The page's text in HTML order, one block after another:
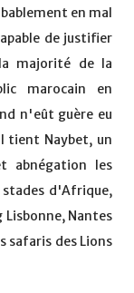
en mal
de justifier
majorité de la
marocain en
n'eût guère eu
tient Naybet, un
abnégation les
d'Afrique,
Lisbonne, Nantes
safaris des Lions